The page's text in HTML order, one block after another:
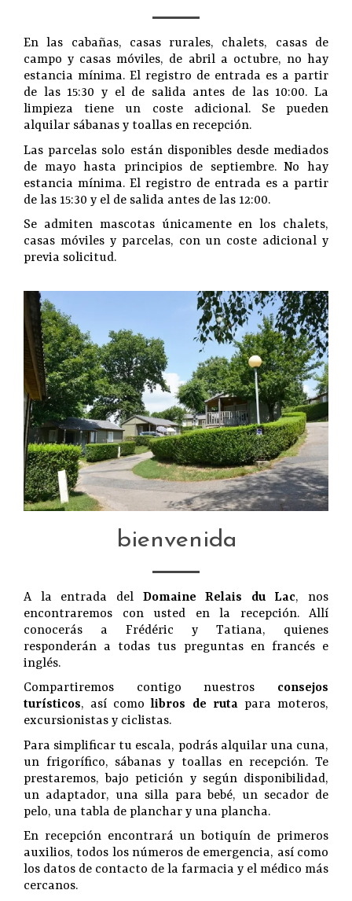
En las cabañas, casas rurales, chalets, casas de
campo y casas móviles, de abril a octubre, no hay
estancia mínima. El registro de entrada es a partir
de las 15:30 y el de salida antes de las 10:00. La
limpieza tiene un coste adicional. Se pueden
alquilar sábanas y toallas en recepción.
Las parcelas solo están disponibles desde mediados
de mayo hasta principios de septiembre. No hay
estancia mínima. El registro de entrada es a partir
de las 15:30 y el de salida antes de las 12:00.
Se admiten mascotas únicamente en los chalets,
casas móviles y parcelas, con un coste adicional y
previa solicitud.
bienvenida
A la entrada del Domaine Relais du Lac, nos
encontraremos con usted en la recepción. Allí
conocerás a Frédéric y Tatiana, quienes
responderán a todas tus preguntas en francés e
inglés.
Compartiremos contigo nuestros consejos
turísticos, así comolibros de rutapara moteros,
excursionistas y ciclistas.
Para simplificar tu escala, podrás alquilar una cuna,
un frigorífico, sábanas y toallas en recepción. Te
prestaremos, bajo petición y según disponibilidad,
un adaptador, una silla para bebé, un secador de
pelo, una tabla de planchar y una plancha.
En recepción encontrará un botiquín de primeros
auxilios, todos los números de emergencia, así como
los datos de contacto de la farmacia y el médico más
cercanos.